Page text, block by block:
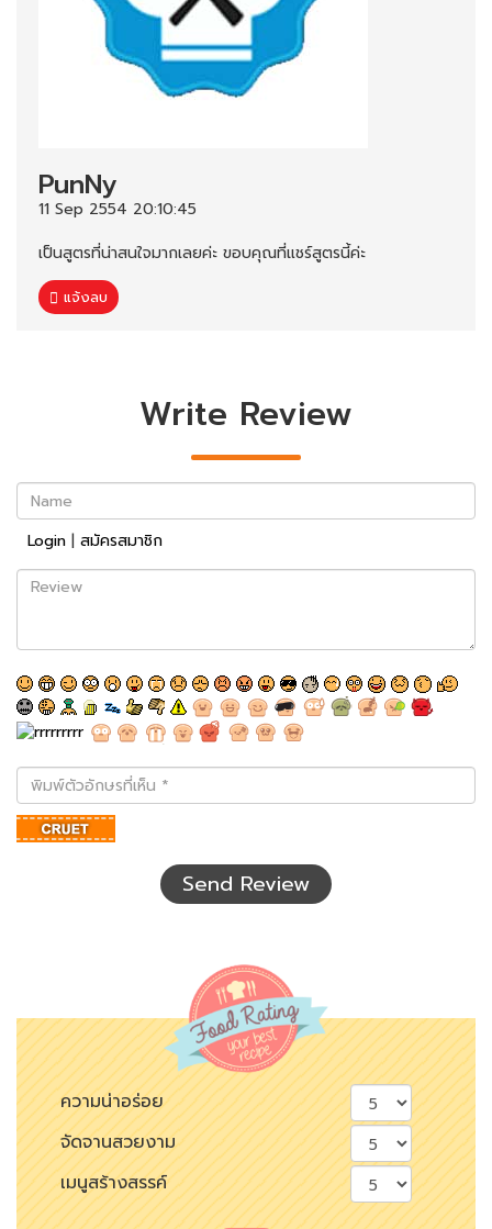
PunNy
11 Sep 2554 20:10:45
เป็นสูตรที่น่าสนใจมากเลยค่ะ ขอบคุณที่แชร์สูตรนี้ค่ะ
แจ้งลบ
Write Review
Name
Login | สมัครสมาชิก
Review
พิมพ์
ตัว
อักษร
ที่
Send Review
ความน่าอร่อย
จัดจานสวยงาม
เมนูสร้างสรรค์